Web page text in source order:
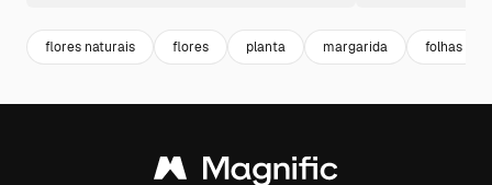
flores naturais flores planta margarida folhas